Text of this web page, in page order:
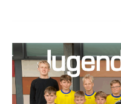
Fair
Trade
und
Klima